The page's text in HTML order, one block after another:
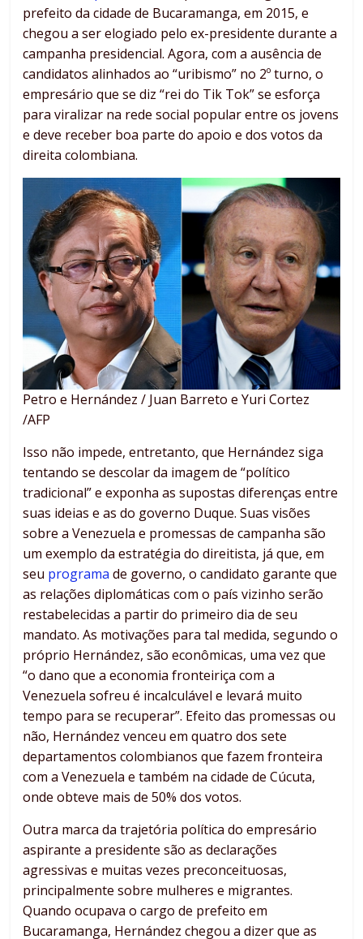
prefeito da cidade de Bucaramanga, em 2015, e
chegou a ser elogiado pelo ex-presidente durante a
campanha presidencial. Agora, com a ausência de
candidatos alinhados ao “uribismo” no 2º turno, o
empresário que se diz “rei do Tik Tok” se esforça
para viralizar na rede social popular entre os jovens
e deve receber boa parte do apoio e dos votos da
direita colombiana.
Petro e Hernández / Juan Barreto e Yuri Cortez
/AFP
Isso não impede, entretanto, que Hernández siga
tentando se descolar da imagem de “político
tradicional” e exponha as supostas diferenças entre
suas ideias e as do governo Duque. Suas visões
sobre a Venezuela e promessas de campanha são
um exemplo da estratégia do direitista, já que, em
seu programa de governo, o candidato garante que
as relações diplomáticas com o país vizinho serão
restabelecidas a partir do primeiro dia de seu
mandato. As motivações para tal medida, segundo o
próprio Hernández, são econômicas, uma vez que
“o dano que a economia fronteiriça com a
Venezuela sofreu é incalculável e levará muito
tempo para se recuperar”. Efeito das promessas ou
não, Hernández venceu em quatro dos sete
departamentos colombianos que fazem fronteira
com a Venezuela e também na cidade de Cúcuta,
onde obteve mais de 50% dos votos.
Outra marca da trajetória política do empresário
aspirante a presidente são as declarações
agressivas e muitas vezes preconceituosas,
principalmente sobre mulheres e migrantes.
Quando ocupava o cargo de prefeito em
Bucaramanga, Hernández chegou a dizer que as